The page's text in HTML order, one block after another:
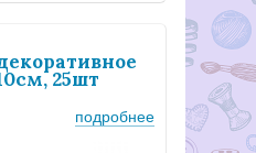
25шт
подробнее